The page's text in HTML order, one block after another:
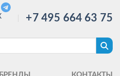
+7 495 664 63 75
БРЕНДЫ КОНТАКТЫ